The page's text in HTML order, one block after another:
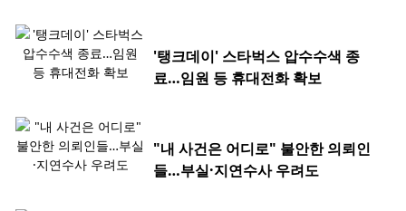
'탱크데이' 스타벅스 압수수색 종
료…임원 등 휴대전화 확보
"내 사건은 어디로" 불안한 의뢰인
들…부실·지연수사 우려도